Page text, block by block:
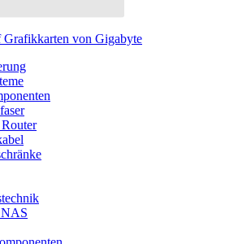
von Gigabyte